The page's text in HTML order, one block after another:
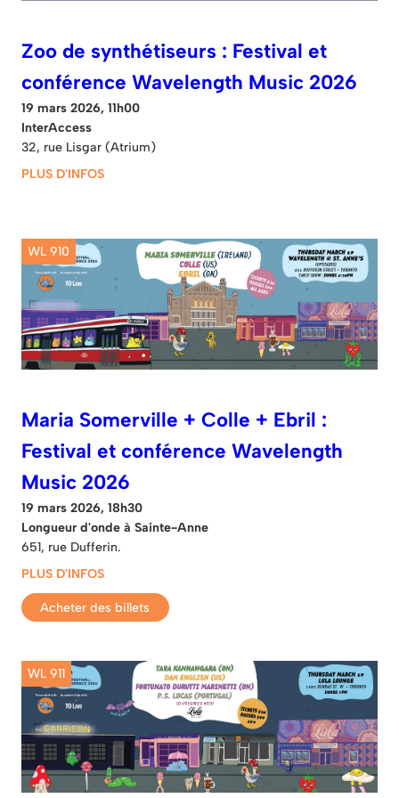
Zoo de synthétiseurs : Festival et
conférence Wavelength Music 2026
19 mars 2026, 11h00
InterAccess
32, rue Lisgar (Atrium)
PLUS D'INFOS
WL 910
Maria Somerville + Colle + Ebril :
Festival et conférence Wavelength
Music 2026
19 mars 2026, 18h30
Longueur d'onde à Sainte-Anne
651, rue Dufferin.
PLUS D'INFOS
Acheter des billets
WL 911